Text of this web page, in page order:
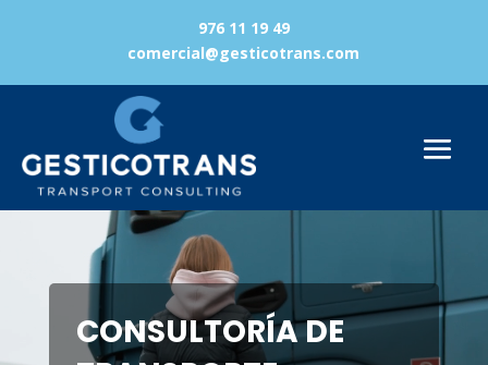
976 11 19 49
comercial@gesticotrans.com
CONSULTORÍA DE